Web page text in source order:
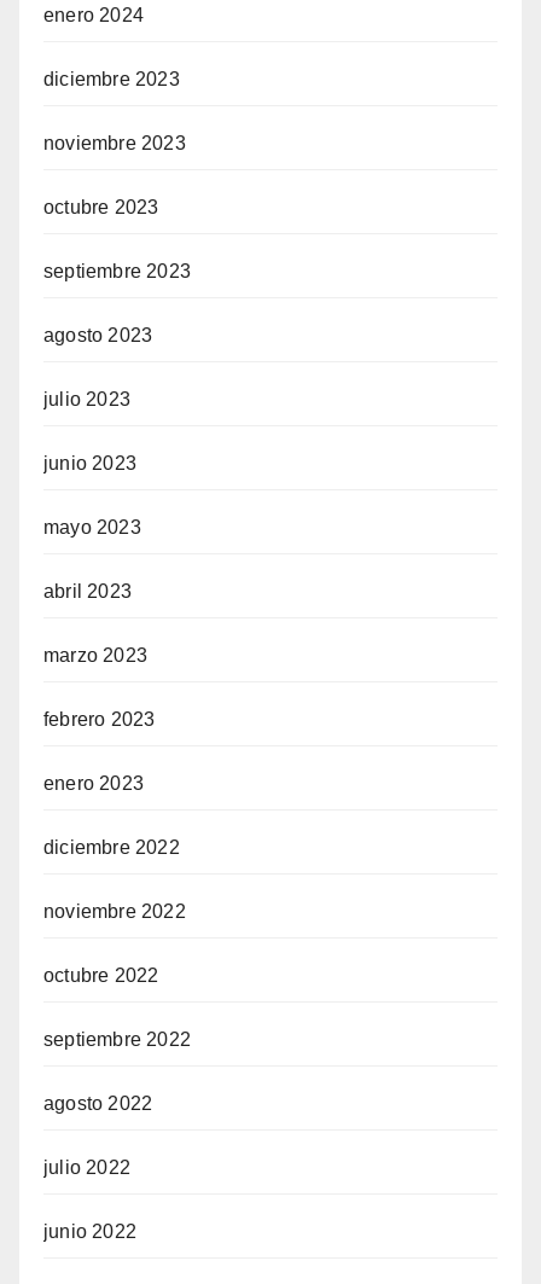
enero 2024
diciembre 2023
noviembre 2023
octubre 2023
septiembre 2023
agosto 2023
julio 2023
junio 2023
mayo 2023
abril 2023
marzo 2023
febrero 2023
enero 2023
diciembre 2022
noviembre 2022
octubre 2022
septiembre 2022
agosto 2022
julio 2022
junio 2022